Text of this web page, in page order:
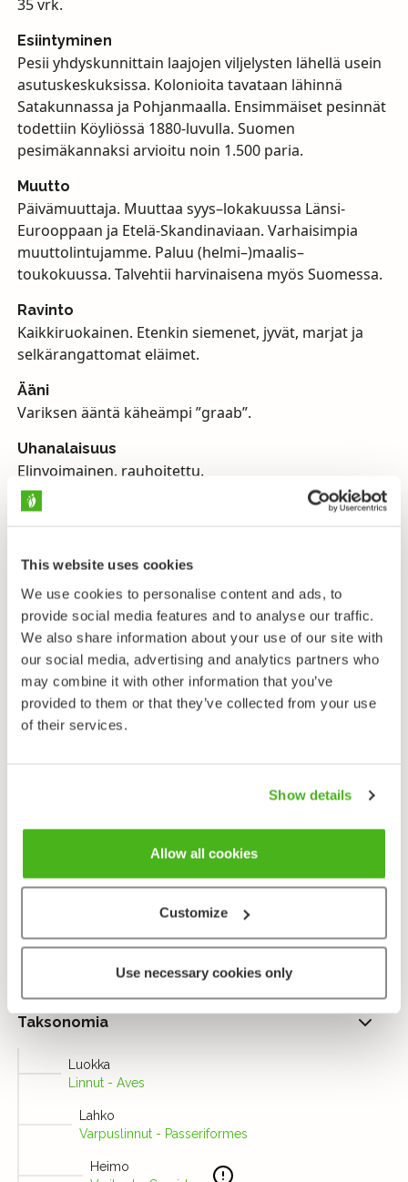
This website uses cookies
We use cookies to personalise content and ads, to
provide social media features and to analyse our traffic.
We also share information about your use of our site with
our social media, advertising and analytics partners who
may combine it with other information that you’ve
provided to them or that they’ve collected from your use
of their services.
Show details
Allow all cookies
Customize
Use necessary cookies only
35 vrk.
Esiintyminen
Pesii yhdyskunnittain laajojen viljelysten lähellä usein
asutuskeskuksissa. Kolonioita tavataan lähinnä
Satakunnassa ja Pohjanmaalla. Ensimmäiset pesinnät
todettiin Köyliössä 1880-luvulla. Suomen
pesimäkannaksi arvioitu noin 1.500 paria.
Muutto
Päivämuuttaja. Muuttaa syys–lokakuussa Länsi-
Eurooppaan ja Etelä-Skandinaviaan. Varhaisimpia
muuttolintujamme. Paluu (helmi–)maalis–
toukokuussa. Talvehtii harvinaisena myös Suomessa.
Ravinto
Kaikkiruokainen. Etenkin siemenet, jyvät, marjat ja
selkärangattomat eläimet.
Ääni
Variksen ääntä käheämpi ”graab”.
Uhanalaisuus
Elinvoimainen, rauhoitettu.
alaspäin kaareva, otsa luisu ja päälaella on selvä
huippu. Vanhalla mustavariksella nokan tyvi on
höyhenettömyyden vuoksi vaalea, mutta nuoren
linnun nokantyvi on höyhenpeitteinen ja tumma.
Nuori lintu on sekoitettavissa nokivarikseen (variksen
Keski-Euroopassa esiintyvä nimirotu), mutta on
erotettavissa siitä mm. erilaisen päänmuodon ja
äänen perusteella. Mustavariksen koivet ovat mustat,
Mustavaris on älykäs lintu. Tutkimuksissa tarhatut
apuvälineen, jolla poimia toukkia koloista.
Taksonomia
Luokka
Linnut - Aves
Lahko
Varpuslinnut - Passeriformes
Heimo